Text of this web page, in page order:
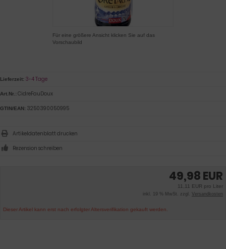
Für eine größere Ansicht klicken Sie auf das
Vorschaubild
49,98 EUR
11,11 EUR pro Liter
inkl. 19 % MwSt. zzgl. Versandkosten
Dieser Artikel kann erst nach erfolgter Altersverifikation gekauft werden.
Lieferzeit: 3-4 Tage
Art.Nr.: CidreFauDoux
GTIN/EAN: 3250390050995
Artikeldatenblatt drucken
Rezension schreiben